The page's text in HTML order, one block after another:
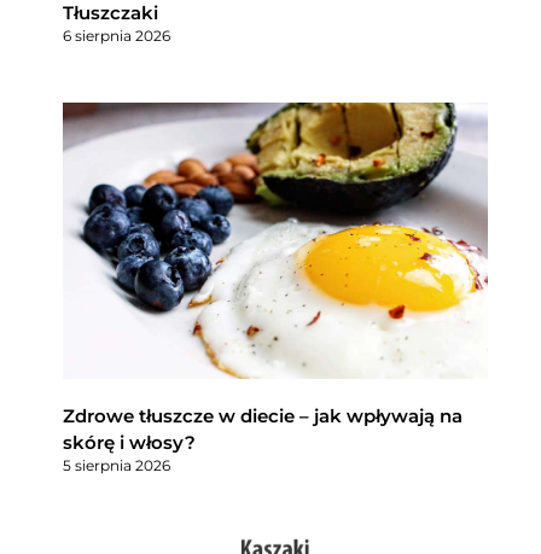
Tłuszczaki
6 sierpnia 2026
Zdrowe tłuszcze w diecie – jak wpływają na
skórę i włosy?
5 sierpnia 2026